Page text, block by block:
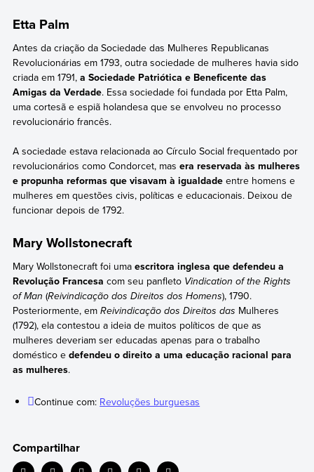
Etta Palm
Antes da criação da Sociedade das Mulheres Republicanas
Revolucionárias em 1793, outra sociedade de mulheres havia sido
criada em 1791, a Sociedade Patriótica e Beneficente das
Amigas da Verdade. Essa sociedade foi fundada por Etta Palm,
uma cortesã e espiã holandesa que se envolveu no processo
revolucionário francês.
A sociedade estava relacionada ao Círculo Social frequentado por
revolucionários como Condorcet, mas era reservada às mulheres
e propunha reformas que visavam à igualdadeentre homens e
mulheres em questões civis, políticas e educacionais. Deixou de
funcionar depois de 1792.
Mary Wollstonecraft
Mary Wollstonecraft foi uma escritora inglesa que defendeu a
Revolução Francesa com seu panfleto Vindication of the Rights
of Man (Reivindicação dos Direitos dos Homens), 1790.
Posteriormente, em Reivindicação dos Direitos das Mulheres
(1792), ela contestou a ideia de muitos políticos de que as
mulheres deveriam ser educadas apenas para o trabalho
doméstico e defendeu o direito a uma educação racional para
as mulheres.
Continue com: Revoluções burguesas
Compartilhar